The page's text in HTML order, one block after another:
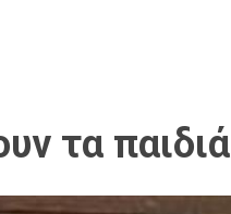
τα παιδιά